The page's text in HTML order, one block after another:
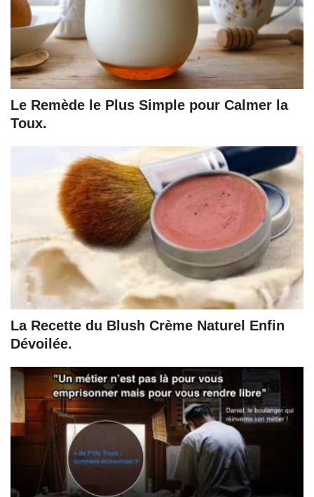
Le Remède le Plus Simple pour Calmer la
Toux.
La Recette du Blush Crème Naturel Enfin
Dévoilée.